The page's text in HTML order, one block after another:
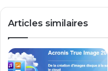
Articles similaires